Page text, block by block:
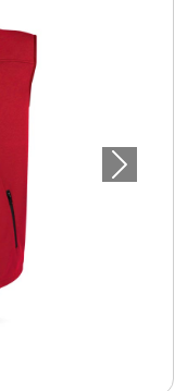
Sonraki